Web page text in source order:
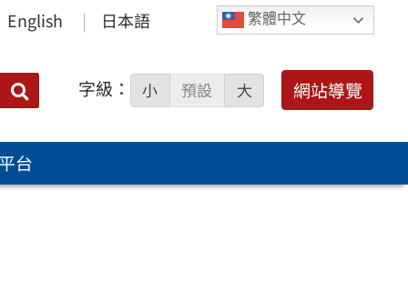
繁體中文
English 日本語
搜
尋：
字級： 小 預設 大 網站導覽
台